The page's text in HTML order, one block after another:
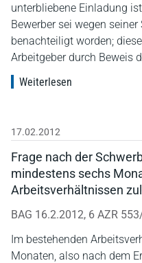
unterbliebene Einladung
Bewerber sei wegen
benachteiligt worden;
Arbeitgeber durch Beweis
Weiterlesen
17.02.2012
Frage nach der
mindestens sechs
Arbeitsverhältnissen
BAG 16.2.2012, 6 AZR
Im bestehenden
Monaten, also nach dem